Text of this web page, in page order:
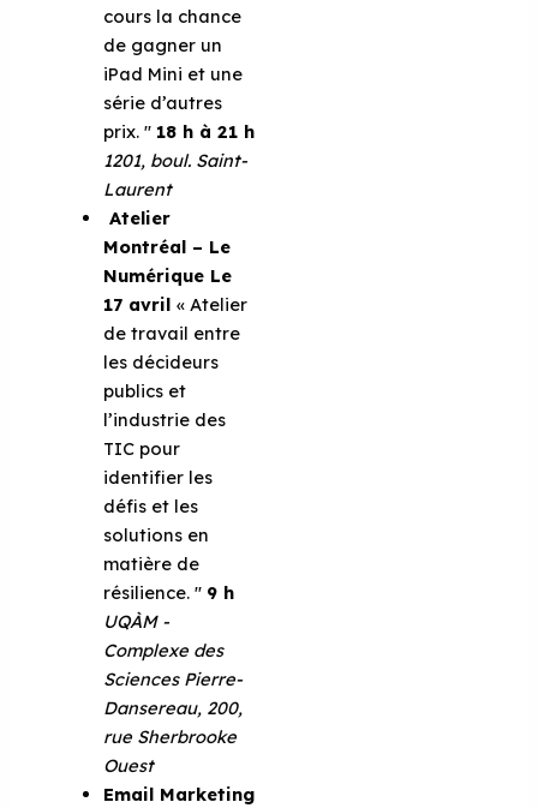
cours la chance
de gagner un
iPad Mini et une
série d’autres
prix. ''18 h à 21 h
1201, boul. Saint-
Laurent
Atelier
Montréal – Le
Numérique Le
17 avril « Atelier
de travail entre
les décideurs
publics et
l’industrie des
TIC pour
identifier les
défis et les
solutions en
matière de
résilience. '' 9 h
UQÀM -
Complexe des
Sciences Pierre-
Dansereau, 200,
rue Sherbrooke
Ouest
Email Marketing